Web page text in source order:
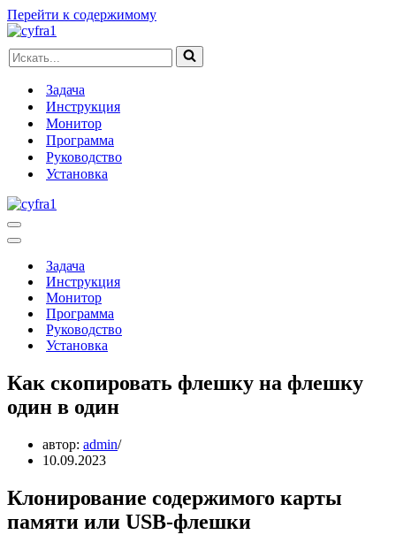
Перейти к содержимому
Искать...
Задача
Инструкция
Монитор
Программа
Руководство
Установка
Меню
навигации
Меню
навигацииЗадача
Инструкция
Монитор
Программа
Руководство
Установка
Как скопировать флешку на флешку
один в один
автор: admin
10.09.2023
Клонирование содержимого карты
памяти или USB-флешки